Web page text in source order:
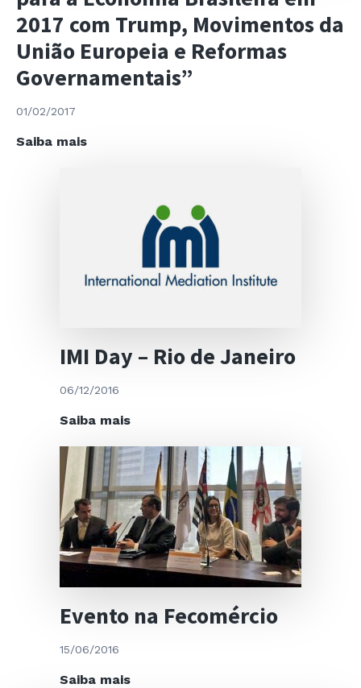
2017 com Trump, Movimentos da
União Europeia e Reformas
Governamentais”
01/02/2017
Saiba maisCafé
Brasileira
Trump,
Movimentos
da
e
Reformas
Governamentais”
IMI Day – Rio de Janeiro
06/12/2016
Saiba maisIMI
–
Rio
de
Janeiro
Evento na Fecomércio
15/06/2016
Saiba maisEvento